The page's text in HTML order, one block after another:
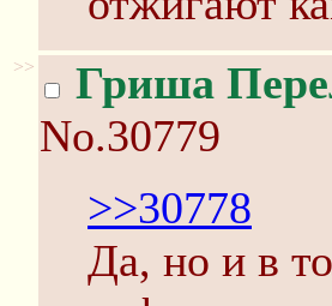
>> Гриша
No.30779
>>30778
Да, но и в